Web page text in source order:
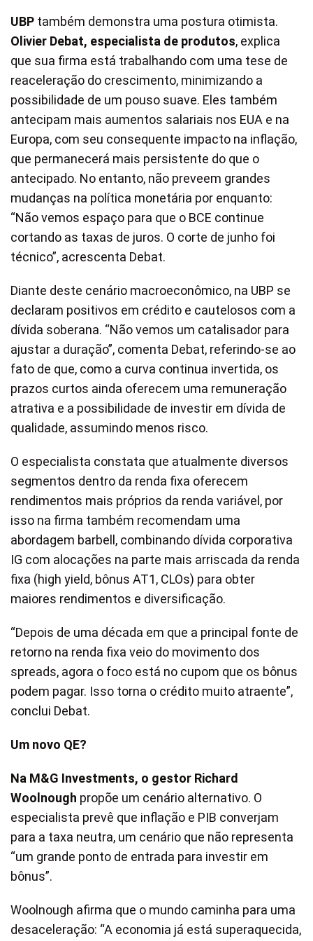
UBP também demonstra uma postura otimista.
Olivier Debat, especialista de produtos, explica
que sua firma está trabalhando com uma tese de
reaceleração do crescimento, minimizando a
possibilidade de um pouso suave. Eles também
antecipam mais aumentos salariais nos EUA e na
Europa, com seu consequente impacto na inflação,
que permanecerá mais persistente do que o
antecipado. No entanto, não preveem grandes
mudanças na política monetária por enquanto:
“Não vemos espaço para que o BCE continue
cortando as taxas de juros. O corte de junho foi
técnico”, acrescenta Debat.
Diante deste cenário macroeconômico, na UBP se
declaram positivos em crédito e cautelosos com a
dívida soberana. “Não vemos um catalisador para
ajustar a duração”, comenta Debat, referindo-se ao
fato de que, como a curva continua invertida, os
prazos curtos ainda oferecem uma remuneração
atrativa e a possibilidade de investir em dívida de
qualidade, assumindo menos risco.
O especialista constata que atualmente diversos
segmentos dentro da renda fixa oferecem
rendimentos mais próprios da renda variável, por
isso na firma também recomendam uma
abordagem barbell, combinando dívida corporativa
IG com alocações na parte mais arriscada da renda
fixa (high yield, bônus AT1, CLOs) para obter
maiores rendimentos e diversificação.
“Depois de uma década em que a principal fonte de
retorno na renda fixa veio do movimento dos
spreads, agora o foco está no cupom que os bônus
podem pagar. Isso torna o crédito muito atraente”,
conclui Debat.
Um novo QE?
Na M&G Investments, o gestor Richard
Woolnough propõe um cenário alternativo. O
especialista prevê que inflação e PIB converjam
para a taxa neutra, um cenário que não representa
“um grande ponto de entrada para investir em
bônus”.
Woolnough afirma que o mundo caminha para uma
desaceleração: “A economia já está superaquecida,